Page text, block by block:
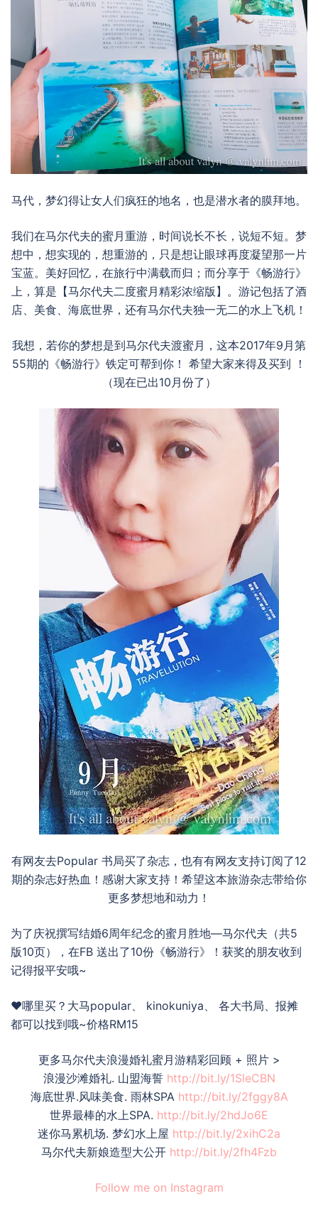
马代，梦幻得让女人们疯狂的地名，也是潜水者的膜拜地。
我们在马尔代夫的蜜月重游，时间说长不长，说短不短。梦
想中，想实现的，想重游的，只是想让眼球再度凝望那一片
宝蓝。美好回忆，在旅行中满载而归；而分享于《畅游行》
上，算是【马尔代夫二度蜜月精彩浓缩版】。游记包括了酒
店、美食、海底世界，还有马尔代夫独一无二的水上飞机！
我想，若你的梦想是到马尔代夫渡蜜月，这本2017年9月第
55期的《畅游行》铁定可帮到你！ 希望大家来得及买到 ！
（现在已出10月份了）
有网友去Popular 书局买了杂志，也有有网友支持订阅了12
期的杂志好热血！感谢大家支持！希望这本旅游杂志带给你
更多梦想地和动力！
为了庆祝撰写结婚6周年纪念的蜜月胜地—马尔代夫（共5
版10页），在FB 送出了10份《畅游行》！获奖的朋友收到
记得报平安哦~
❤️哪里买？大马popular、 kinokuniya、 各大书局、报摊
都可以找到哦~价格RM15
更多马尔代夫浪漫婚礼蜜月游精彩回顾 + 照片 >
浪漫沙滩婚礼. 山盟海誓 http://bit.ly/1SleCBN
海底世界.风味美食. 雨林SPA http://bit.ly/2fggy8A
世界最棒的水上SPA. http://bit.ly/2hdJo6E
迷你马累机场. 梦幻水上屋 http://bit.ly/2xihC2a
马尔代夫新娘造型大公开 http://bit.ly/2fh4Fzb
Follow me on Instagram